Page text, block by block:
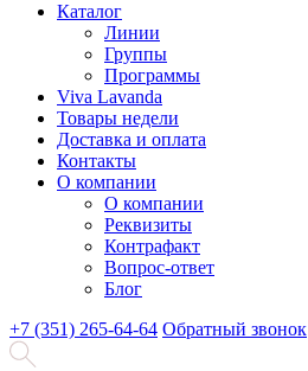
Каталог
Линии
Группы
Программы
Viva Lavanda
Товары недели
Доставка и оплата
Контакты
О компании
О компании
Реквизиты
Контрафакт
Вопрос-ответ
Блог
+7 (351) 265-64-64 Обратный звонок